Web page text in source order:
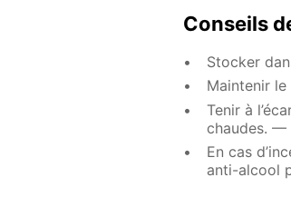
Conseils
Stocker
Maintenir
Tenir à
chaudes. —
En cas
anti-alcool